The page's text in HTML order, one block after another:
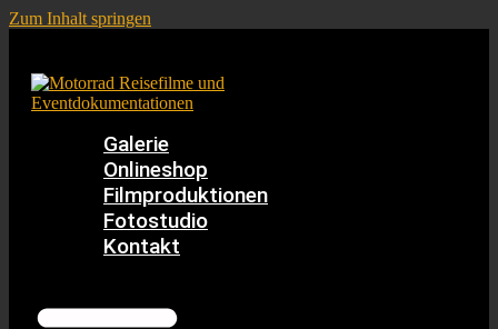
Zum Inhalt springen
Galerie
Onlineshop
Filmproduktionen
Fotostudio
Kontakt